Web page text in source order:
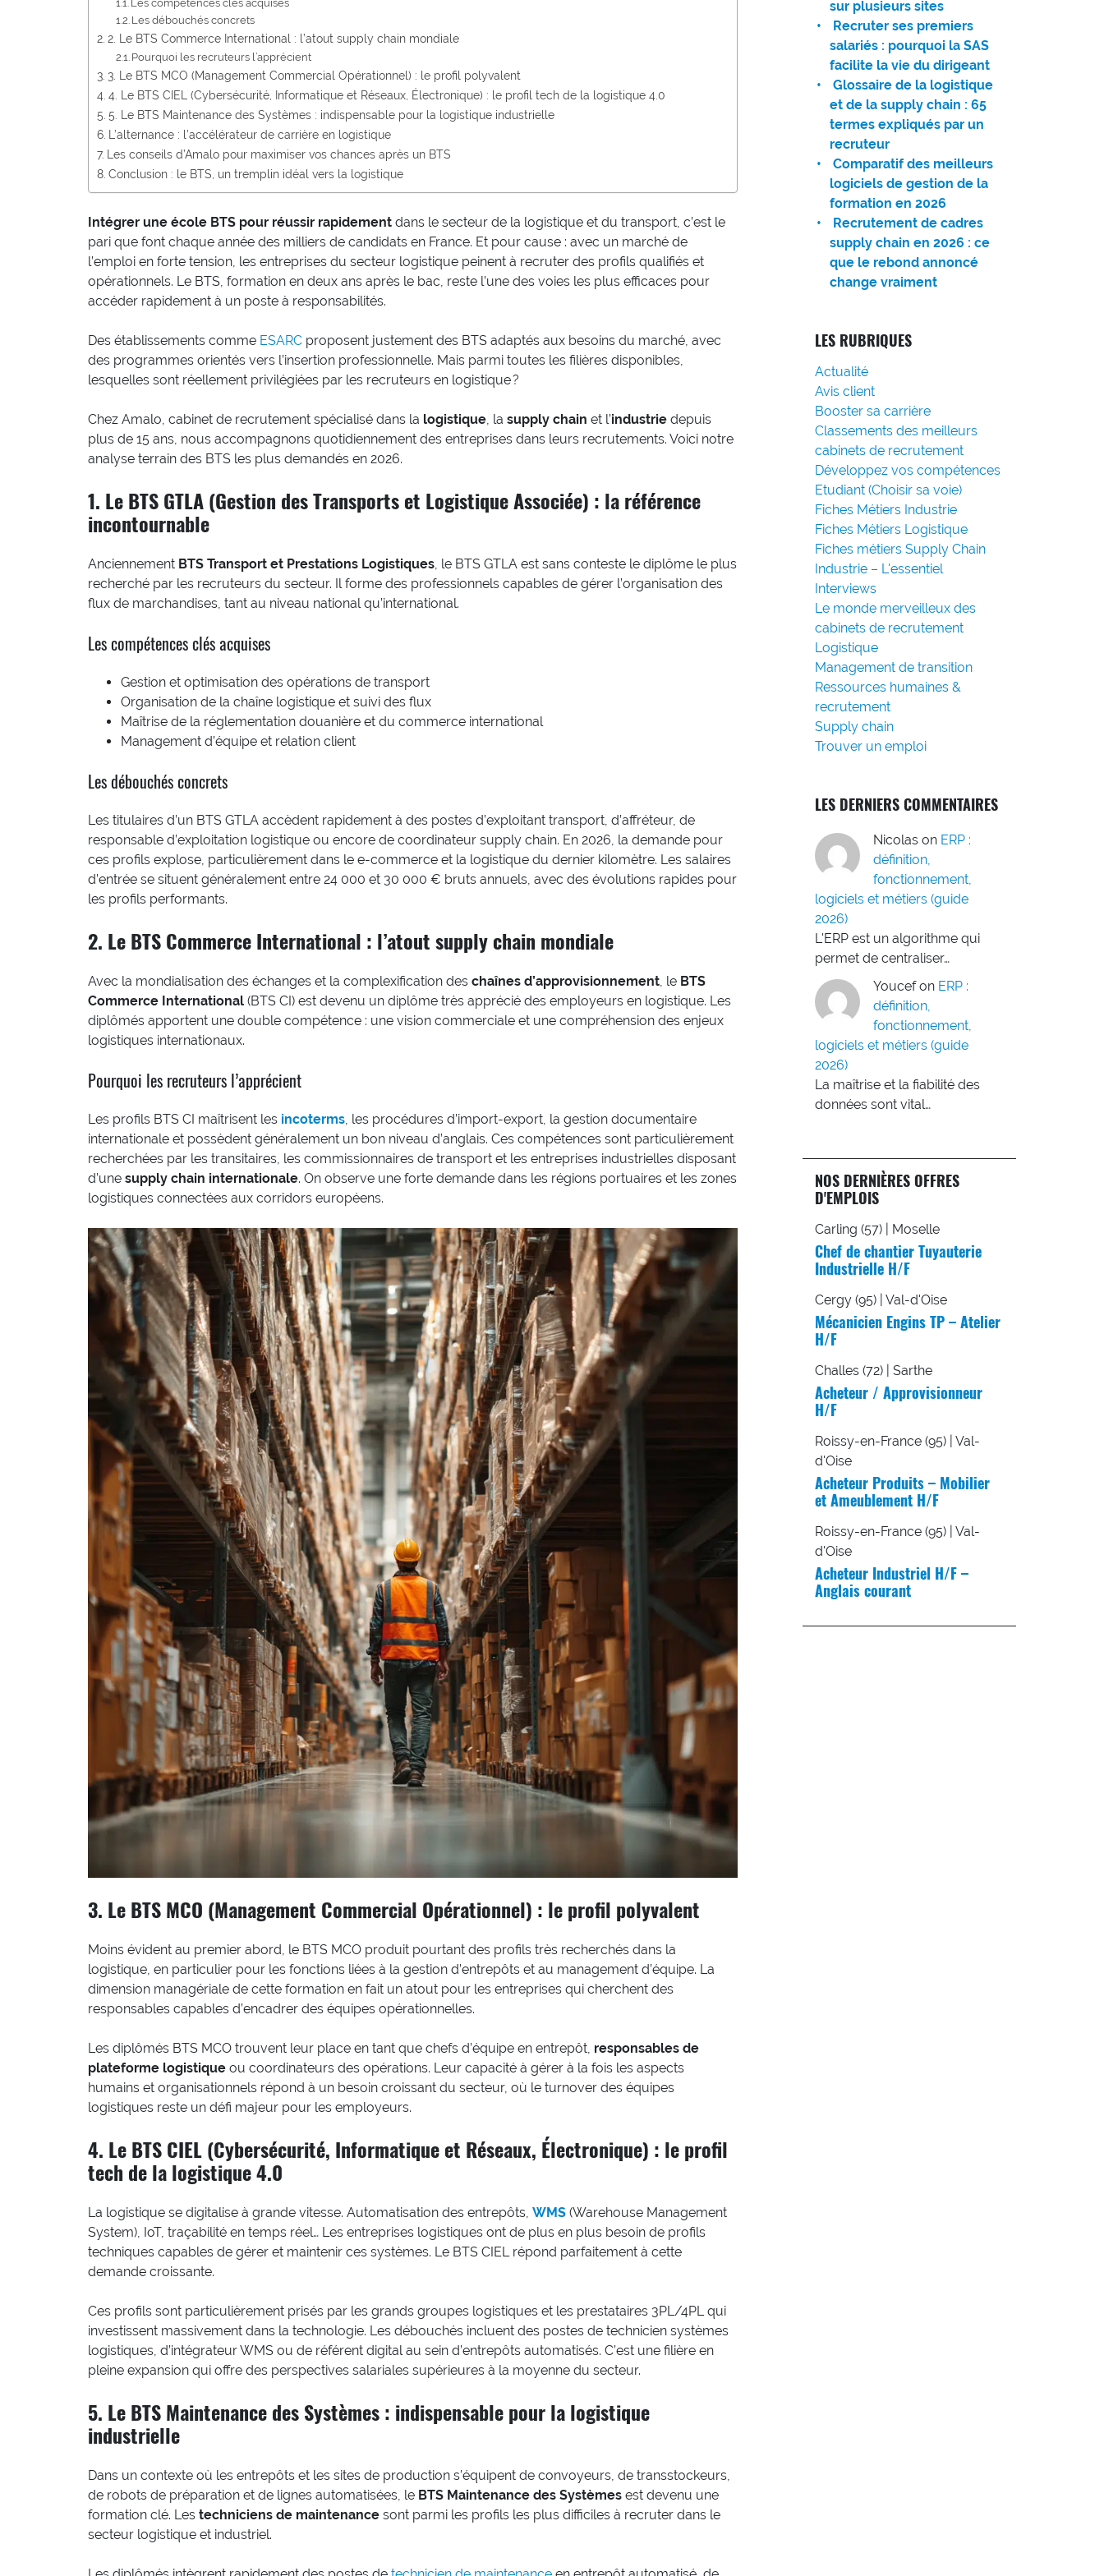
Les compétences clés acquises
Les débouchés concrets
2. Le BTS Commerce International : l’atout supply chain mondiale
Pourquoi les recruteurs l’apprécient
3. Le BTS MCO (Management Commercial Opérationnel) : le profil polyvalent
4. Le BTS CIEL (Cybersécurité, Informatique et Réseaux, Électronique) : le profil tech de la logistique 4.0
5. Le BTS Maintenance des Systèmes : indispensable pour la logistique industrielle
L’alternance : l’accélérateur de carrière en logistique
Les conseils d’Amalo pour maximiser vos chances après un BTS
Conclusion : le BTS, un tremplin idéal vers la logistique
Intégrer une école BTS pour réussir rapidement dans le secteur de la logistique et du transport, c’est le
pari que font chaque année des milliers de candidats en France. Et pour cause : avec un marché de
l’emploi en forte tension, les entreprises du secteur logistique peinent à recruter des profils qualifiés et
opérationnels. Le BTS, formation en deux ans après le bac, reste l’une des voies les plus efficaces pour
accéder rapidement à un poste à responsabilités.
Des établissements comme ESARC proposent justement des BTS adaptés aux besoins du marché, avec
des programmes orientés vers l’insertion professionnelle. Mais parmi toutes les filières disponibles,
lesquelles sont réellement privilégiées par les recruteurs en logistique ?
Chez Amalo, cabinet de recrutement spécialisé dans la logistique, la supply chain et l’industrie depuis
plus de 15 ans, nous accompagnons quotidiennement des entreprises dans leurs recrutements. Voici notre
analyse terrain des BTS les plus demandés en 2026.
1. Le BTS GTLA (Gestion des Transports et Logistique Associée) : la référence
incontournable
Anciennement BTS Transport et Prestations Logistiques, le BTS GTLA est sans conteste le diplôme le plus
recherché par les recruteurs du secteur. Il forme des professionnels capables de gérer l’organisation des
flux de marchandises, tant au niveau national qu’international.
Les compétences clés acquises
Gestion et optimisation des opérations de transport
Organisation de la chaîne logistique et suivi des flux
Maîtrise de la réglementation douanière et du commerce international
Management d’équipe et relation client
Les débouchés concrets
Les titulaires d’un BTS GTLA accèdent rapidement à des postes d’exploitant transport, d’affréteur, de
responsable d’exploitation logistique ou encore de coordinateur supply chain. En 2026, la demande pour
ces profils explose, particulièrement dans le e-commerce et la logistique du dernier kilomètre. Les salaires
d’entrée se situent généralement entre 24 000 et 30 000 € bruts annuels, avec des évolutions rapides pour
les profils performants.
2. Le BTS Commerce International : l’atout supply chain mondiale
Avec la mondialisation des échanges et la complexification des chaînes d’approvisionnement, le BTS
Commerce International (BTS CI) est devenu un diplôme très apprécié des employeurs en logistique. Les
diplômés apportent une double compétence : une vision commerciale et une compréhension des enjeux
logistiques internationaux.
Pourquoi les recruteurs l’apprécient
Les profils BTS CI maîtrisent les incoterms, les procédures d’import-export, la gestion documentaire
internationale et possèdent généralement un bon niveau d’anglais. Ces compétences sont particulièrement
recherchées par les transitaires, les commissionnaires de transport et les entreprises industrielles disposant
d’une supply chain internationale. On observe une forte demande dans les régions portuaires et les zones
logistiques connectées aux corridors européens.
3. Le BTS MCO (Management Commercial Opérationnel) : le profil polyvalent
Moins évident au premier abord, le BTS MCO produit pourtant des profils très recherchés dans la
logistique, en particulier pour les fonctions liées à la gestion d’entrepôts et au management d’équipe. La
dimension managériale de cette formation en fait un atout pour les entreprises qui cherchent des
responsables capables d’encadrer des équipes opérationnelles.
Les diplômés BTS MCO trouvent leur place en tant que chefs d’équipe en entrepôt, responsables de
plateforme logistique ou coordinateurs des opérations. Leur capacité à gérer à la fois les aspects
humains et organisationnels répond à un besoin croissant du secteur, où le turnover des équipes
logistiques reste un défi majeur pour les employeurs.
4. Le BTS CIEL (Cybersécurité, Informatique et Réseaux, Électronique) : le profil
tech de la logistique 4.0
La logistique se digitalise à grande vitesse. Automatisation des entrepôts, WMS (Warehouse Management
System), IoT, traçabilité en temps réel… Les entreprises logistiques ont de plus en plus besoin de profils
techniques capables de gérer et maintenir ces systèmes. Le BTS CIEL répond parfaitement à cette
demande croissante.
Ces profils sont particulièrement prisés par les grands groupes logistiques et les prestataires 3PL/4PL qui
investissent massivement dans la technologie. Les débouchés incluent des postes de technicien systèmes
logistiques, d’intégrateur WMS ou de référent digital au sein d’entrepôts automatisés. C’est une filière en
pleine expansion qui offre des perspectives salariales supérieures à la moyenne du secteur.
5. Le BTS Maintenance des Systèmes : indispensable pour la logistique
industrielle
Dans un contexte où les entrepôts et les sites de production s’équipent de convoyeurs, de transstockeurs,
de robots de préparation et de lignes automatisées, le BTS Maintenance des Systèmes est devenu une
formation clé. Les techniciens de maintenance sont parmi les profils les plus difficiles à recruter dans le
secteur logistique et industriel.
sur plusieurs sites
Recruter ses premiers
salariés : pourquoi la SAS
facilite la vie du dirigeant
Glossaire de la logistique
et de la supply chain : 65
termes expliqués par un
recruteur
Comparatif des meilleurs
logiciels de gestion de la
formation en 2026
Recrutement de cadres
supply chain en 2026 : ce
que le rebond annoncé
change vraiment
LES RUBRIQUES
Actualité
Avis client
Booster sa carrière
Classements des meilleurs
cabinets de recrutement
Développez vos compétences
Etudiant (Choisir sa voie)
Fiches Métiers Industrie
Fiches Métiers Logistique
Fiches métiers Supply Chain
Industrie – L'essentiel
Interviews
Le monde merveilleux des
cabinets de recrutement
Logistique
Management de transition
Ressources humaines &
recrutement
Supply chain
Trouver un emploi
LES DERNIERS COMMENTAIRES
Nicolas on ERP :
définition,
fonctionnement,
logiciels et métiers (guide
2026)
L'ERP est un algorithme qui
permet de centraliser…
Youcef on ERP :
définition,
fonctionnement,
logiciels et métiers (guide
2026)
La maîtrise et la fiabilité des
données sont vital…
NOS DERNIÈRES OFFRES
D'EMPLOIS
Carling (57) | Moselle
Chef de chantier Tuyauterie
Industrielle H/F
Cergy (95) | Val-d'Oise
Mécanicien Engins TP – Atelier
H/F
Challes (72) | Sarthe
Acheteur / Approvisionneur
H/F
Roissy-en-France (95) | Val-
d'Oise
Acheteur Produits – Mobilier
et Ameublement H/F
Roissy-en-France (95) | Val-
d'Oise
Acheteur Industriel H/F –
Anglais courant